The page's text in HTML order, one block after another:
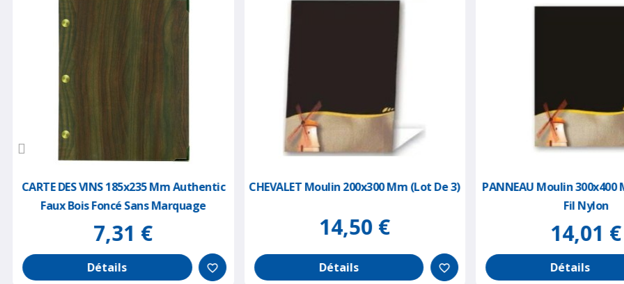
CARTE DES VINS 185x235 Mm Authentic
Faux Bois Foncé Sans Marquage
7,31 €
Détails favorite_border
CHEVALET Moulin 200x300 Mm (lot De 3)
14,50 €
Détails favorite_border
PANNEAU Moulin 300x400
Fil Nylon
14,01 €
Détails